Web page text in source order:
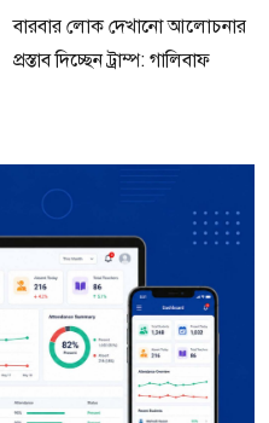
বারবার লোক দেখানো আলোচনার
প্রস্তাব দিচ্ছেন ট্রাম্প: গালিবাফ